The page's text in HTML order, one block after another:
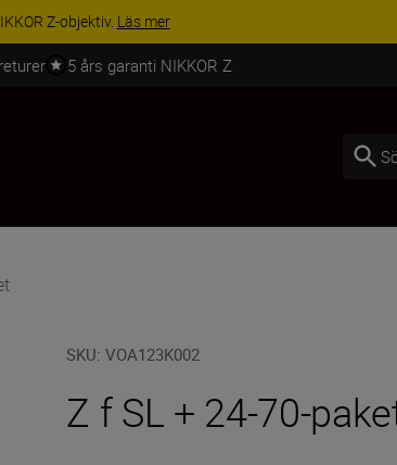
utrustning i dagHandla nu
5 års garanti NIKKOR Z
SKU:VOA123K002
Z f SL + 24-70-